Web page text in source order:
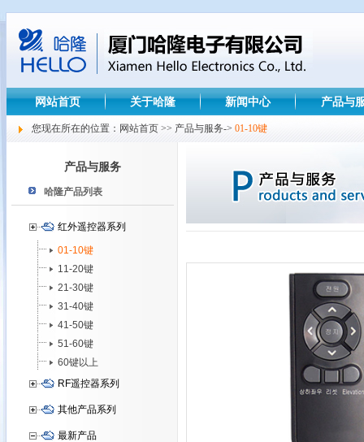
网站首页 关于哈隆 新闻中心 产品与
您现在所在的位置：网站首页 >> 产品与服务-> 01-10键
产品与服务
哈隆产品列表
红外遥控器系列
01-10键
11-20键
21-30键
31-40键
41-50键
51-60键
60键以上
RF遥控器系列
其他产品系列
最新产品